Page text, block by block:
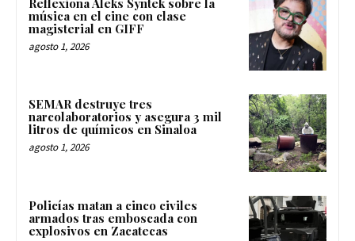
música en el cine con clase
magisterial en GIFF
agosto 1, 2026
SEMAR destruye tres
narcolaboratorios y asegura 3 mil
litros de químicos en Sinaloa
agosto 1, 2026
Policías matan a cinco civiles
armados tras emboscada con
explosivos en Zacatecas